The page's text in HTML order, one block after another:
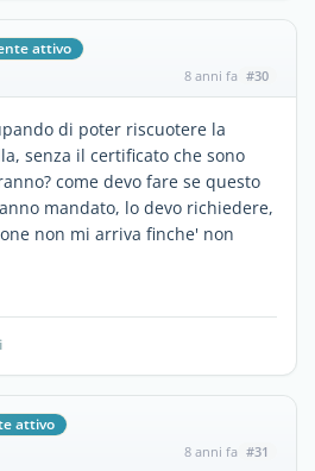
attivo
8 anni fa #30
di poter riscuotere la
senza il certificato che sono
come devo fare se questo
mandato, lo devo richiedere,
non mi arriva finche' non
attivo
8 anni fa #31